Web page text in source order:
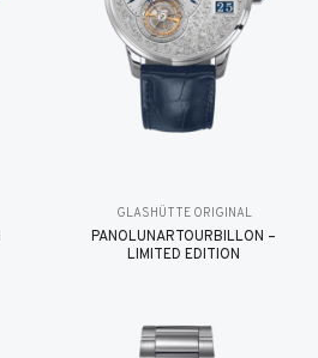
GLASHÜTTE ORIGINAL
PANOLUNARTOURBILLON –
LIMITED EDITION